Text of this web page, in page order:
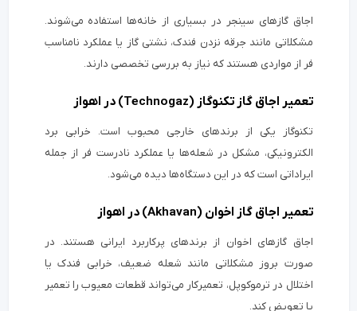
اجاق گازهای سینجر در بسیاری از خانه‌ها استفاده می‌شوند.
مشکلاتی مانند جرقه نزدن فندک، نشتی گاز یا عملکرد نامناسب
فر از مواردی هستند که نیاز به بررسی تخصصی دارند.
تعمیر اجاق گاز تکنوگاز (Technogaz) در اهواز
تکنوگاز یکی از برندهای خارجی محبوب است. خرابی برد
الکترونیکی، مشکل در شعله‌ها یا عملکرد نادرست فر از جمله
ایراداتی است که در این دستگاه‌ها دیده می‌شود.
تعمیر اجاق گاز اخوان (Akhavan) در اهواز
اجاق گازهای اخوان از برندهای پرکاربرد ایرانی هستند. در
صورت بروز مشکلاتی مانند شعله ضعیف، خرابی فندک یا
اختلال در ترموکوپل، تعمیرکار می‌تواند قطعات معیوب را تعمیر
یا تعویض کند.